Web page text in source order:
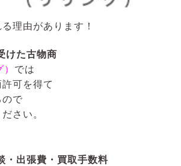
理由があります！
た古物商
では
可を得て
で
さい。
出張費・買取手数料